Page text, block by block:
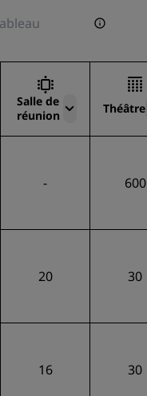
Salle de
réunion
Théâtre
- 600
20 30
16 30